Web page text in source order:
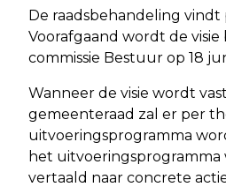
De raadsbehandeling vindt
Voorafgaand wordt de
commissie Bestuur op 18
Wanneer de visie wordt
gemeenteraad zal er per
uitvoeringsprogramma
het uitvoeringsprogramma
vertaald naar concrete